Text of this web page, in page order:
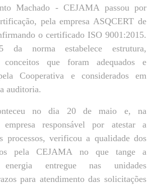
Machado - CEJAMA passou por
pela empresa ASQCERT de
o certificado ISO 9001:2015.
da norma estabelece estrutura,
conceitos que foram adequados e
Cooperativa e considerados em
auditoria.
no dia 20 de maio e, na
responsável por atestar a
processos, verificou a qualidade dos
pela CEJAMA no que tange a
entregue nas unidades
para atendimento das solicitações